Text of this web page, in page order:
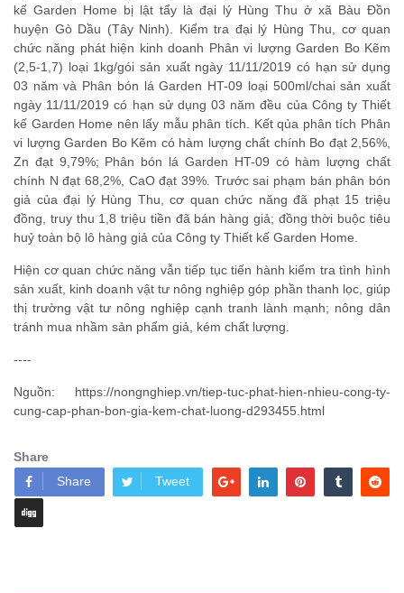
kế Garden Home bị lật tẩy là đại lý Hùng Thu ở xã Bàu Đồn
huyện Gò Dầu (Tây Ninh). Kiểm tra đại lý Hùng Thu, cơ quan
chức năng phát hiện kinh doanh Phân vi lượng Garden Bo Kẽm
(2,5-1,7) loại 1kg/gói sản xuất ngày 11/11/2019 có hạn sử dụng
03 năm và Phân bón lá Garden HT-09 loại 500ml/chai sản xuất
ngày 11/11/2019 có hạn sử dụng 03 năm đều của Công ty Thiết
kế Garden Home nên lấy mẫu phân tích. Kết qủa phân tích Phân
vi lượng Garden Bo Kẽm có hàm lượng chất chính Bo đạt 2,56%,
Zn đạt 9,79%; Phân bón lá Garden HT-09 có hàm lượng chất
chính N đạt 68,2%, CaO đạt 39%. Trước sai phạm bán phân bón
giả của đại lý Hùng Thu, cơ quan chức năng đã phạt 15 triệu
đồng, truy thu 1,8 triệu tiền đã bán hàng giả; đồng thời buộc tiêu
huỷ toàn bộ lô hàng giả của Công ty Thiết kế Garden Home.
Hiện cơ quan chức năng vẫn tiếp tục tiến hành kiểm tra tình hình
sản xuất, kinh doanh vật tư nông nghiệp góp phần thanh lọc, giúp
thị trường vật tư nông nghiệp cạnh tranh lành mạnh; nông dân
tránh mua nhầm sản phẩm giả, kém chất lượng.
----
Nguồn: https://nongnghiep.vn/tiep-tuc-phat-hien-nhieu-cong-ty-
cung-cap-phan-bon-gia-kem-chat-luong-d293455.html
Share
Share
Tweet